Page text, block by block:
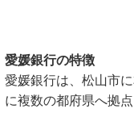
愛媛銀行の特徴
愛媛銀行は、松山市
に複数の都府県へ拠